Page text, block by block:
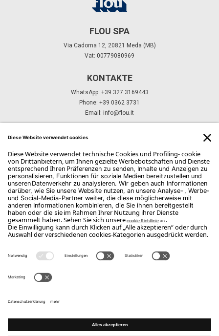
FLOU SPA
Via Cadorna 12, 20821 Meda (MB)
Vat: 00779080969
KONTAKTE
WhatsApp: +39 327 3169443
Phone: +39 0362 3731
Email: info@flou.it
ABONNIEREN SIE UNSEREN NEWSLETTER
Abonnieren Sie
Copyright Flou 2026
Datenschutzeinstellungen ändern